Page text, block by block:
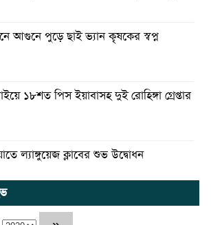
আগুনে পুড়ে ছাই ভ্যান কৃষকের স্বপ্ন
১৮শত পিস ইয়াবাসহ দুই রোহিঙ্গা গ্রেপ্তার
ল্যাঙ্গুয়েজ ক্লাবের শুভ উদ্বোধন